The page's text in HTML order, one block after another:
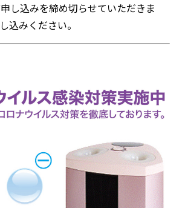
し込みを締め切らせていただきま
込みください。